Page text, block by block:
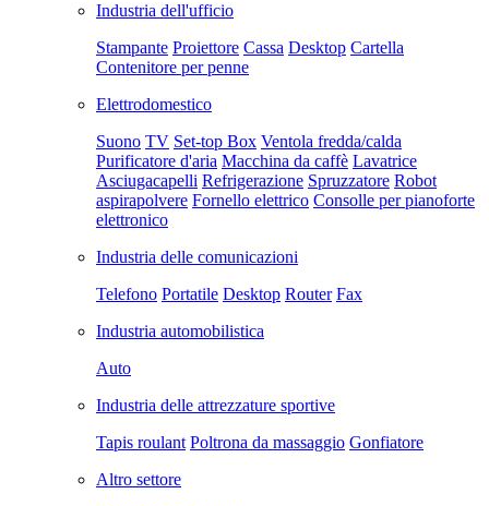
Industria dell'ufficio
Stampante Proiettore Cassa Desktop Cartella
Contenitore per penne
Elettrodomestico
Suono TV Set-top Box Ventola fredda/calda
Purificatore d'aria Macchina da caffè Lavatrice
Asciugacapelli Refrigerazione Spruzzatore Robot
aspirapolvere Fornello elettrico Consolle per pianoforte
elettronico
Industria delle comunicazioni
Telefono Portatile Desktop Router Fax
Industria automobilistica
Auto
Industria delle attrezzature sportive
Tapis roulant Poltrona da massaggio Gonfiatore
Altro settore